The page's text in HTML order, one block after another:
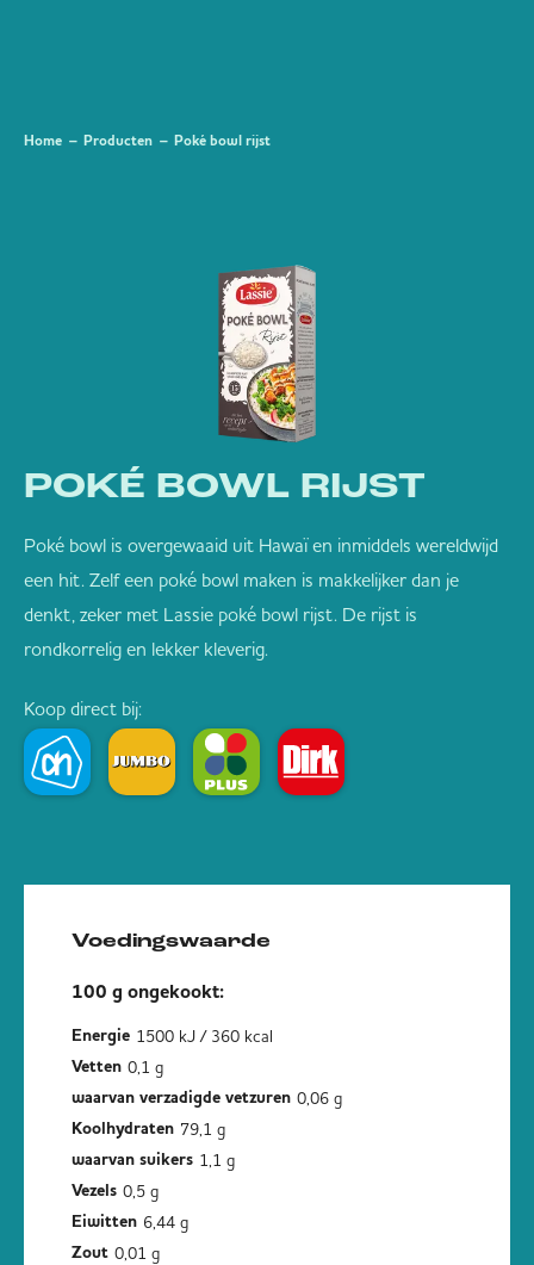
Home Producten Poké bowl rijst
POKÉ BOWL RIJST
Poké bowl is overgewaaid uit Hawaï en inmiddels wereldwijd
een hit. Zelf een poké bowl maken is makkelijker dan je
denkt, zeker met Lassie poké bowl rijst. De rijst is
rondkorrelig en lekker kleverig.
Koop direct bij:
Voedingswaarde
100 g ongekookt:
Energie 1500 kJ / 360 kcal
Vetten 0,1 g
waarvan verzadigde vetzuren 0,06 g
Koolhydraten 79,1 g
waarvan suikers 1,1 g
Vezels 0,5 g
Eiwitten 6,44 g
Zout 0,01 g